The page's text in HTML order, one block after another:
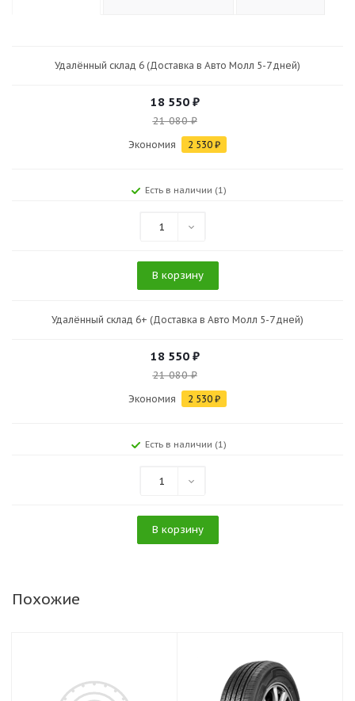
Удалённый склад 6 (Доставка в Авто Молл 5-7 дней)
18 550₽
21 080₽
Экономия 2 530 ₽
Есть в наличии (1)
1
В корзину
Удалённый склад 6+ (Доставка в Авто Молл 5-7 дней)
18 550₽
21 080₽
Экономия 2 530 ₽
Есть в наличии (1)
1
В корзину
Похожие